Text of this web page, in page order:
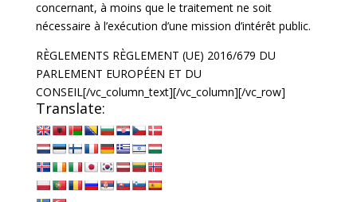
concernant, à moins que le traitement ne soit
nécessaire à l’exécution d’une mission d’intérêt public.
RÈGLEMENTS RÈGLEMENT (UE) 2016/679 DU
PARLEMENT EUROPÉEN ET DU
CONSEIL[/vc_column_text][/vc_column][/vc_row]
Translate: